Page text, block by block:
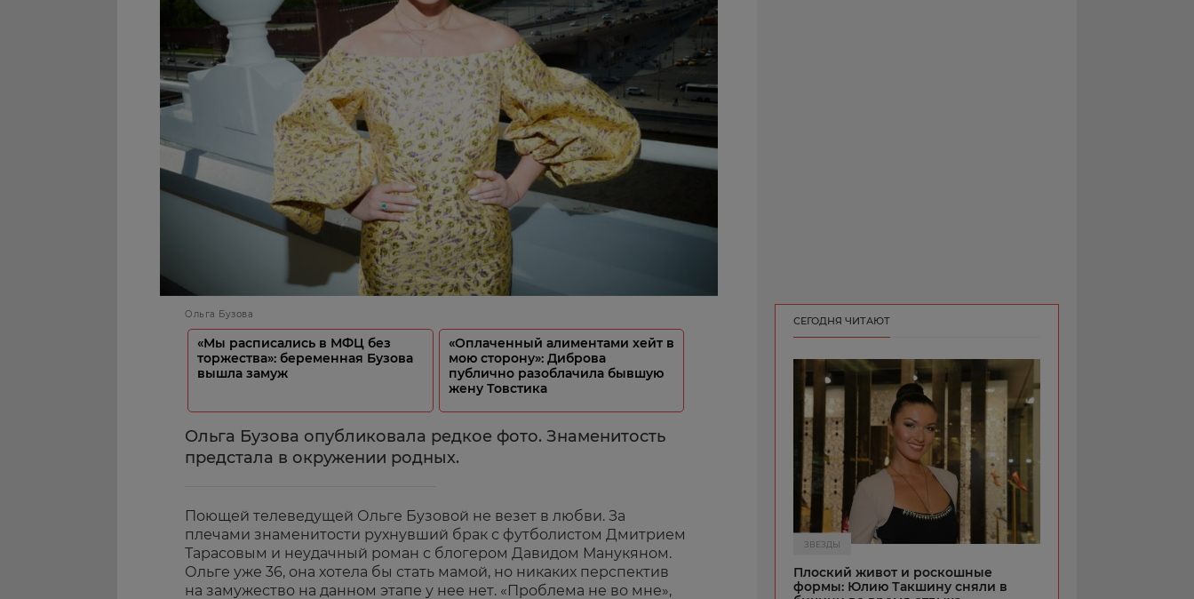
Ольга Бузова
«Мы расписались в МФЦ без
торжества»: беременная Бузова
вышла замуж
«Оплаченный алиментами хейт в
мою сторону»: Диброва
публично разоблачила бывшую
жену Товстика
Ольга Бузова опубликовала редкое фото. Знаменитость
предстала в окружении родных.
Поющей телеведущей Ольге Бузовой не везет в любви. За
плечами знаменитости рухнувший брак с футболистом Дмитрием
Тарасовым и неудачный роман с блогером Давидом Манукяном.
Ольге уже 36, она хотела бы стать мамой, но никаких перспектив
на замужество на данном этапе у нее нет. «Проблема не во мне»,
СЕГОДНЯ ЧИТАЮТ
ЗВЕЗДЫ
Плоский живот и роскошные
формы: Юлию Такшину сняли в